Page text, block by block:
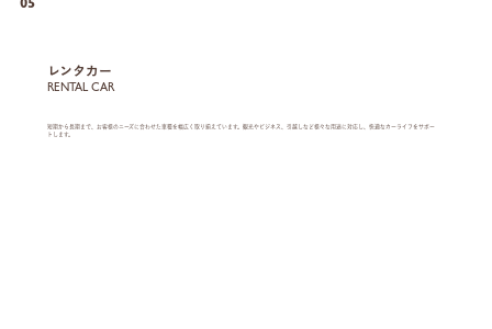
05
レンタカー
RENTAL CAR
短期から長期まで、お客様のニーズに合わせた車種を幅広く取り揃えています。観光やビジネス、引越しなど様々な用途に対応し、快適なカーライフをサポー
トします。